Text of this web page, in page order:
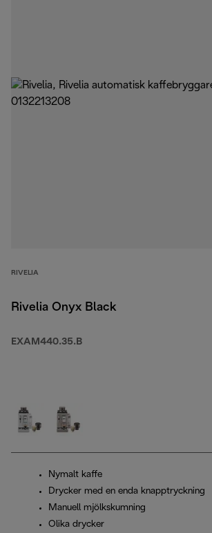
RIVELIA
Rivelia Onyx Black
EXAM440.35.B
Nymalt kaffe
Drycker med en enda knapptryckning
Manuell mjölkskumning
Olika drycker